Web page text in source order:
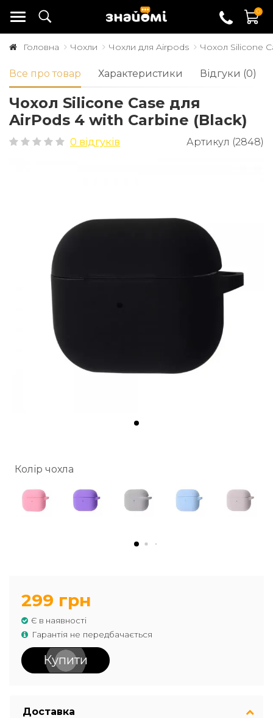
0
Головна Чохли Чохли для Airpods Чохол Silicone
Все про товар Характеристики Відгуки (0)
Чохол Silicone Case для
AirPods 4 with Carbine (Black)
0 відгуків Артикул (2848)
Колір чохла
299 грн
Є в наявності
Гарантія не передбачається
Купити
Доставка